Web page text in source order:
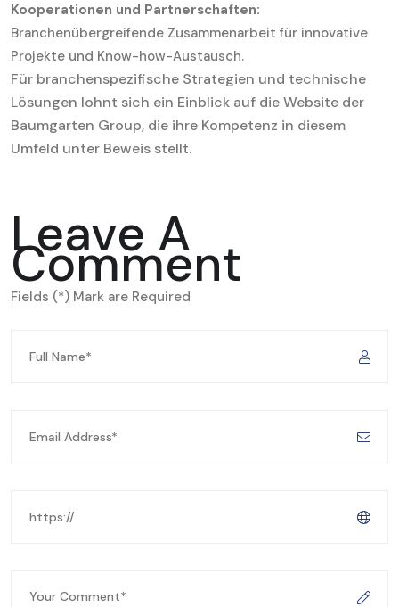
Kooperationen und Partnerschaften:
Branchenübergreifende Zusammenarbeit für innovative
Projekte und Know-how-Austausch.
Für branchenspezifische Strategien und technische
Lösungen lohnt sich ein Einblick auf die Website der
Baumgarten Group, die ihre Kompetenz in diesem
Umfeld unter Beweis stellt.
Leave A
Comment
Fields (*) Mark are Required